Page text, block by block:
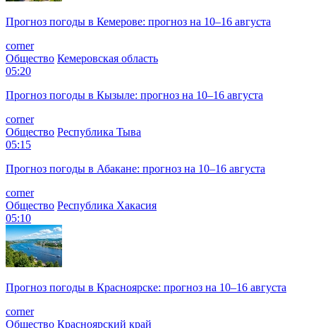
Прогноз погоды в Кемерове: прогноз на 10–16 августа
corner
Общество Кемеровская область
05:20
Прогноз погоды в Кызыле: прогноз на 10–16 августа
corner
Общество Республика Тыва
05:15
Прогноз погоды в Абакане: прогноз на 10–16 августа
corner
Общество Республика Хакасия
05:10
Прогноз погоды в Красноярске: прогноз на 10–16 августа
corner
Общество Красноярский край